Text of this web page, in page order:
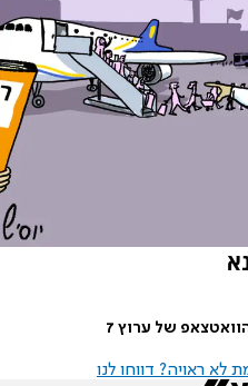
של ערוץ 7
ראויה? דווחו לנו